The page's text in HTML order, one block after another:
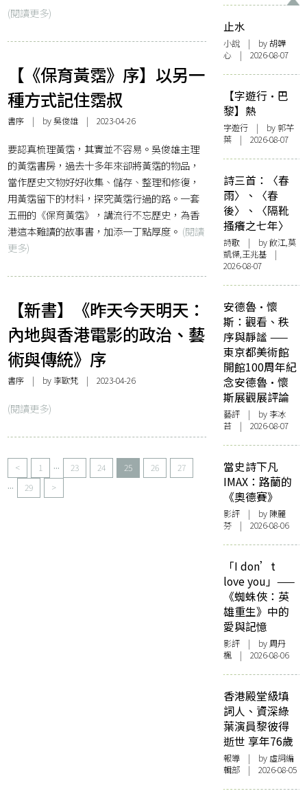
(閱讀更多)
【《保育黃霑》序】以另一
種方式記住霑叔
書序 | by 吳俊雄 | 2023-04-26
要認真梳理黃霑，其實並不容易。吳俊雄主理
的黃霑書房，過去十多年來卻將黃霑的物品，
當作歷史文物好好收集、儲存、整理和修復，
用黃霑留下的材料，探究黃霑行過的路。一套
五冊的《保育黃霑》，講流行不忘歷史，為香
港這本難讀的故事書，加添一丁點厚度。 (閱讀
更多)
【新書】《昨天今天明天：
內地與香港電影的政治、藝
術與傳統》序
書序 | by 李歐梵 | 2023-04-26
(閱讀更多)
< 1 ... 23 24 25 26 27
... 29 >
止水
小說 | by 胡韡
心 | 2026-08-07
【字遊行·巴
黎】熱
字遊行 | by 郭芊
葉 | 2026-08-07
詩三首：〈春
雨〉、〈春
後〉、〈隔靴
搔癢之七年〉
詩歌 | by 飲江,莫
凱傑,王兆基 |
2026-08-07
安德魯·懷
斯：觀看、秩
序與靜謐 ——
東京都美術館
開館100周年紀
念安德魯·懷
斯展觀展評論
藝評 | by 李冰
苔 | 2026-08-07
當史詩下凡
IMAX：路蘭的
《奧德賽》
影評 | by 陳麗
芬 | 2026-08-06
「I don’t
love you」——
《蜘蛛俠：英
雄重生》中的
愛與記憶
影評 | by周丹
楓 | 2026-08-06
香港殿堂級填
詞人、資深綠
葉演員黎彼得
逝世 享年76歲
報導 | by 虛詞編
輯部 | 2026-08-05